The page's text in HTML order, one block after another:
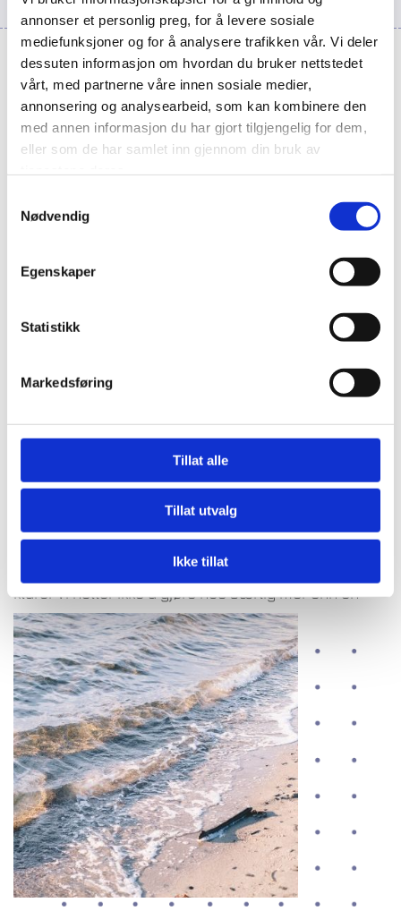
annonser et personlig preg, for å levere sosiale
mediefunksjoner og for å analysere trafikken vår. Vi deler
dessuten informasjon om hvordan du bruker nettstedet
vårt, med partnerne våre innen sosiale medier,
annonsering og analysearbeid, som kan kombinere den
med annen informasjon du har gjort tilgjengelig for dem,
eller som de har samlet inn gjennom din bruk av
Nødvendig
Egenskaper
Statistikk
Markedsføring
Tillat alle
Tillat utvalg
Ikke tillat
Trening av bevisstheten
Det er relativt enkelt å trene bevisstheten, men det
krever innsats over tid for å få en varige positive
endringer. Når vi trener mindfulness, eller
oppmerksomt nærvær, gjør vi det på to måter. Den
ene er en strukturert eller formell trening, til fast
avsatt tid. Den andre måten er at vi øver oss på
oppmerksomt nærvær underveis når vi gjør det vi
er til stede når vi spiser, slik at vi opplever smakene
den i full fart.
enn vi gjorde kun få år tilbake. Det skaper mange nye
praktiske muligheter og en annen dynamikk oss
mennesker imellom.
Mentalt og praktisk sett kan vi derfor være både her
og der mye raskere. Fysisk sett kan vi allikevel ikke
være på mer enn ett sted av gangen, og mentalt sett
klarer vi heller ikke å gjøre noe særlig mer enn én
ting av gangen på en god måte.